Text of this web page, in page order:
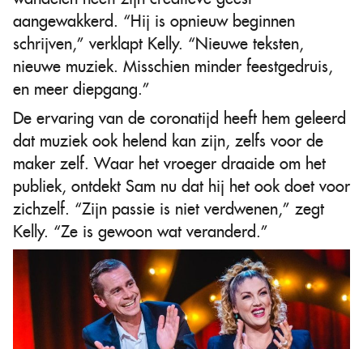
aangewakkerd. “Hij is opnieuw beginnen
schrijven,” verklapt Kelly. “Nieuwe teksten,
nieuwe muziek. Misschien minder feestgedruis,
en meer diepgang.”
De ervaring van de coronatijd heeft hem geleerd
dat muziek ook helend kan zijn, zelfs voor de
maker zelf. Waar het vroeger draaide om het
publiek, ontdekt Sam nu dat hij het ook doet voor
zichzelf. “Zijn passie is niet verdwenen,” zegt
Kelly. “Ze is gewoon wat veranderd.”